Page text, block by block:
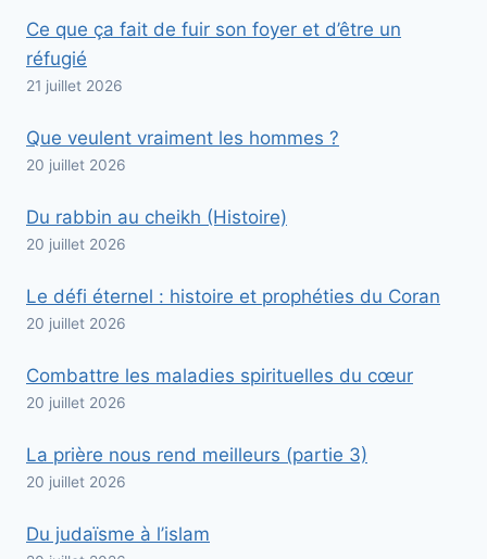
Ce que ça fait de fuir son foyer et d’être un
réfugié
21 juillet 2026
Que veulent vraiment les hommes ?
20 juillet 2026
Du rabbin au cheikh (Histoire)
20 juillet 2026
Le défi éternel : histoire et prophéties du Coran
20 juillet 2026
Combattre les maladies spirituelles du cœur
20 juillet 2026
La prière nous rend meilleurs (partie 3)
20 juillet 2026
Du judaïsme à l’islam